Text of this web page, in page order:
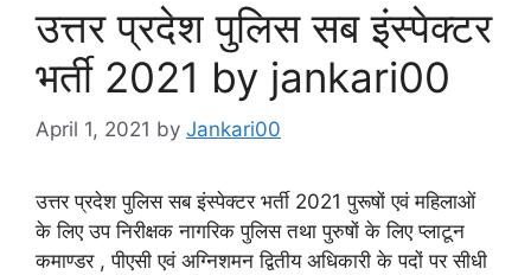
उत्तर प्रदेश पुलिस सब इंस्पेक्टर
भर्ती 2021 by jankari00
April 1, 2021 by Jankari00
उत्तर प्रदेश पुलिस सब इंस्पेक्टर भर्ती 2021 पुरूषों एवं महिलाओं
के लिए उप निरीक्षक नागरिक पुलिस तथा पुरुषों के लिए प्लाटून
कमाण्डर , पीएसी एवं अग्निशमन द्वितीय अधिकारी के पदों पर सीधी